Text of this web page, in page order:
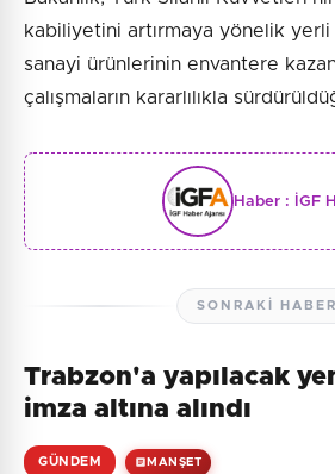
kabiliyetini artırmaya yönelik yerli
sanayi ürünlerinin envantere
çalışmaların kararlılıkla
Haber : İGF
SONRAKI HABER
Trabzon'a yapılacak
imza altına alındı
GÜNDEM MANŞET